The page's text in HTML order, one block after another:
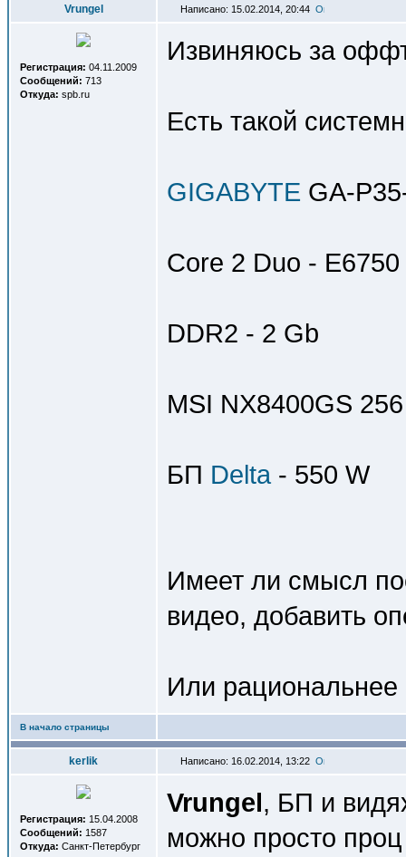
Vrungel Написано: 15.02.2014, 20:44
Регистрация: 04.11.2009
Сообщений: 713
Откуда: spb.ru
Извиняюсь за
Есть такой
GIGABYTE GA-
Core 2 Duo -
DDR2 - 2 Gb
MSI NX8400GS
БП Delta- 550 W
Имеет ли смысл
видео, добавить
Или рациональнее
В начало страницы
kerlik Написано: 16.02.2014, 13:22
Регистрация: 15.04.2008
Сообщений: 1587
Откуда: Санкт-Петербург
Vrungel, БП и
можно просто проц